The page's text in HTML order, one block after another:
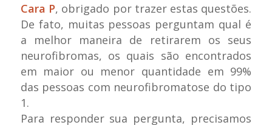
Cara P, obrigado por trazer estas questões.
De fato, muitas pessoas perguntam qual é
a melhor maneira de retirarem os seus
neurofibromas, os quais são encontrados
em maior ou menor quantidade em 99%
das pessoas com neurofibromatose do tipo
1.
Para responder sua pergunta, precisamos